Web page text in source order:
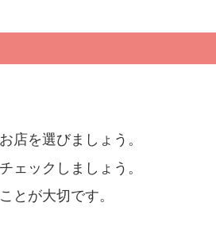
店を選びましょう。
ェックしましょう。
とが大切です。